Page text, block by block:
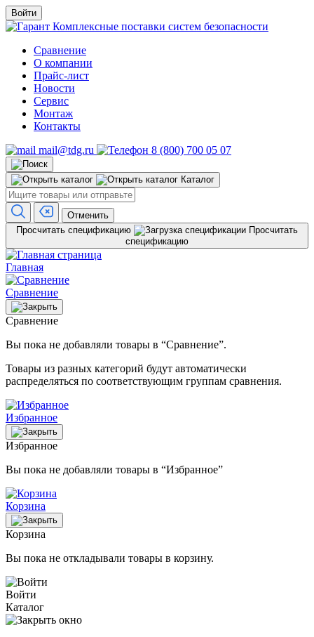
Войти
Комплексные поставки систем безопасности
Сравнение
О компании
Прайс-лист
Новости
Сервис
Монтаж
Контакты
mail@tdg.ru
8 (800) 700 05 07
Каталог
Отменить
Просчитать спецификацию
Просчитать
спецификацию
Главная
Сравнение
Сравнение
Вы пока не добавляли товары в “Сравнение”.
Товары из разных категорий будут автоматически
распределяться по соответствующим группам сравнения.
Избранное
Избранное
Вы пока не добавляли товары в “Избранное”
Корзина
Корзина
Вы пока не откладывали товары в корзину.
Войти
Каталог